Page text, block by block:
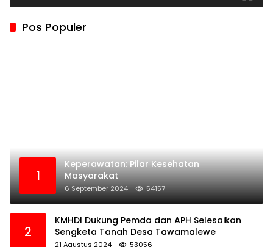
Pos Populer
1
Keperawatan: Pilar Kesehatan
Masyarakat
6 September 2024 54157
2
KMHDI Dukung Pemda dan APH Selesaikan
Sengketa Tanah Desa Tawamalewe
21 Agustus 2024 53056